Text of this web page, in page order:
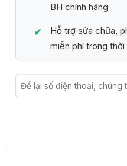
BH chính hãng
Hỗ trợ sửa chữa,
miễn phí trong thời